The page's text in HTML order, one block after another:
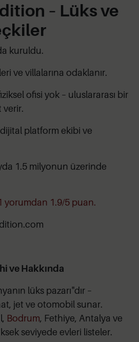
– Lüks ve
kuruldu.
ve villalarına odaklanır.
ofisi yok – uluslararası bir
verir.
platform ekibi ve
1.5 milyonun üzerinde
yorumdan 1.9/5 puan.
ve Hakkında
lüks pazarı"dır –
jet ve otomobil sunar.
Bodrum, Fethiye, Antalya ve
seviyede evleri listeler.